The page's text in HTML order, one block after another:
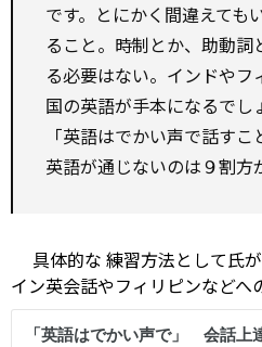
です。とにかく間違えても
ること。時制とか、助動
る必要はない。インドや
国の英語が手本になるでし
「英語はでかい声で話す
英語が通じないのは９割方
具体的な 練習方法として氏
イン英会話やフィリピンなどへ